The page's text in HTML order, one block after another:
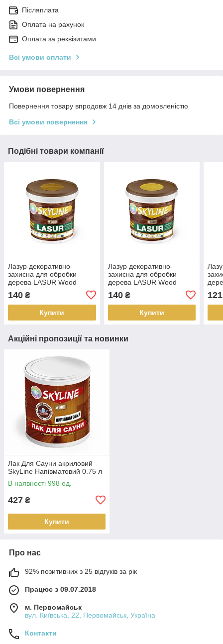
Післяплата
Оплата на рахунок
Оплата за реквізитами
Всі умови оплати
Умови повернення
Повернення товару впродовж 14 днів за домовленістю
Всі умови повернення
Подібні товари компанії
Лазур декоративно-
захисна для обробки
дерева LASUR Wood
140 ₴
Купити
Лазур декоративно-
захисна для обробки
дерева LASUR Wood
140₴
Купити
121
Акційні пропозиції та новинки
Лак Для Сауни акриловий
SkyLine Напівматовий 0.75 л
В наявності 998 од.
427 ₴
Купити
Про нас
92% позитивних з 25 відгуків за рік
Працює з 09.07.2018
м. Первомайськ
вул. Київська, 22, Первомайськ, Україна
Контакти